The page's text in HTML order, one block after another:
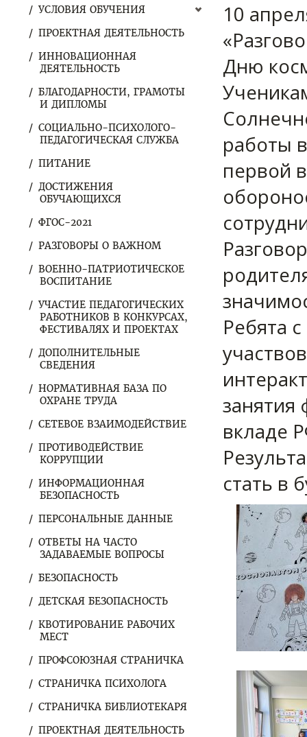
УСЛОВИЯ ОБУЧЕНИЯ
ПРОЕКТНАЯ ДЕЯТЕЛЬНОСТЬ
ИННОВАЦИОННАЯ
ДЕЯТЕЛЬНОСТЬ
БЛАГОДАРНОСТИ, ГРАМОТЫ
И ДИПЛОМЫ
СОЦИАЛЬНО-ПСИХОЛОГО-
ПЕДАГОГИЧЕСКАЯ СЛУЖБА
ПИТАНИЕ
ДОСТИЖЕНИЯ
ОБУЧАЮЩИХСЯ
ФГОС-2021
РАЗГОВОРЫ О ВАЖНОМ
ВОЕННО-ПАТРИОТИЧЕСКОЕ
ВОСПИТАНИЕ
УЧАСТИЕ ПЕДАГОГИЧЕСКИХ
РАБОТНИКОВ В КОНКУРСАХ,
ФЕСТИВАЛЯХ И ПРОЕКТАХ
ДОПОЛНИТЕЛЬНЫЕ
СВЕДЕНИЯ
НОРМАТИВНАЯ БАЗА ПО
ОХРАНЕ ТРУДА
СЕТЕВОЕ ВЗАИМОДЕЙСТВИЕ
ПРОТИВОДЕЙСТВИЕ
КОРРУПЦИИ
ИНФОРМАЦИОННАЯ
БЕЗОПАСНОСТЬ
ПЕРСОНАЛЬНЫЕ ДАННЫЕ
ОТВЕТЫ НА ЧАСТО
ЗАДАВАЕМЫЕ ВОПРОСЫ
БЕЗОПАСНОСТЬ
ДЕТСКАЯ БЕЗОПАСНОСТЬ
КВОТИРОВАНИЕ РАБОЧИХ
МЕСТ
ПРОФСОЮЗНАЯ СТРАНИЧКА
СТРАНИЧКА ПСИХОЛОГА
СТРАНИЧКА БИБЛИОТЕКАРЯ
ПРОЕКТНАЯ ДЕЯТЕЛЬНОСТЬ
10
Дню
работы
первой
Ребята
вкладе
стать в